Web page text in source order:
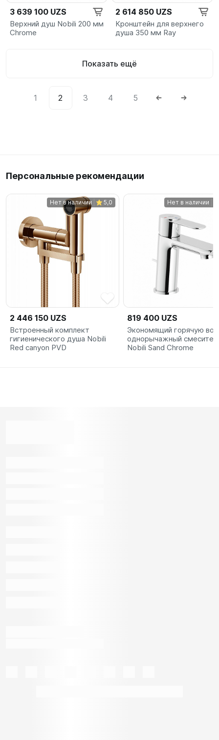
3 639 100 UZS
Верхний душ Nobili 200 мм
Chrome
2 614 850 UZS
Кронштейн для верхнего
душа 350 мм Ray
Показать ещё
1 2 3 4 5
Персональные рекомендации
Нет в наличии 5,0
2 446 150 UZS
Встроенный комплект
гигиенического душа Nobili
Red canyon PVD
Нет в наличии
819 400 UZS
Экономящий горячую
однорычажный
Nobili Sand Chrome